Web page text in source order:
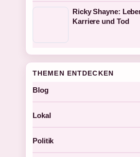
Ricky Shayne:
Karriere und Tod
THEMEN ENTDECKEN
Blog
Lokal
Politik